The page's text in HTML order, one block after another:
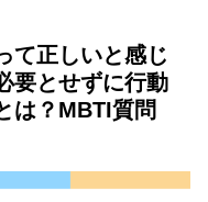
て正しいと感じ
要とせずに行動
は？MBTI質問